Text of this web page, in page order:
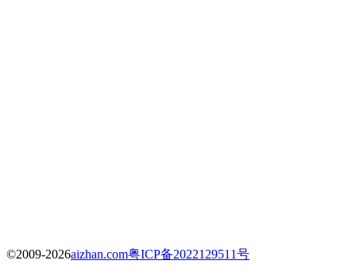
©2009-2026aizhan.com粤ICP备2022129511号